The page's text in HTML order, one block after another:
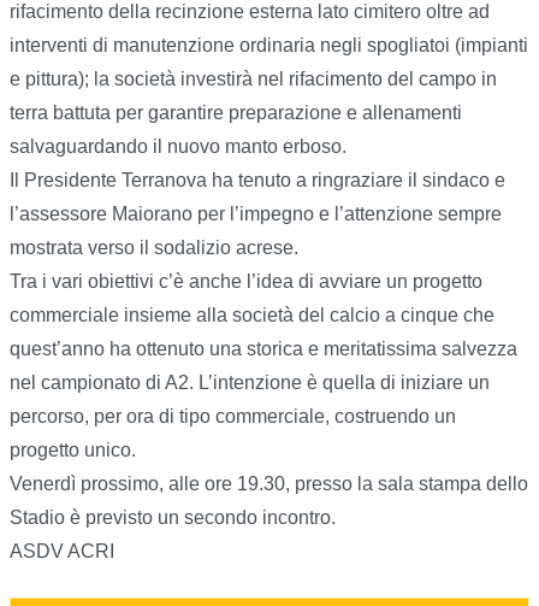
rifacimento della recinzione esterna lato cimitero oltre ad
interventi di manutenzione ordinaria negli spogliatoi (impianti
e pittura); la società investirà nel rifacimento del campo in
terra battuta per garantire preparazione e allenamenti
salvaguardando il nuovo manto erboso.
Il Presidente Terranova ha tenuto a ringraziare il sindaco e
l’assessore Maiorano per l’impegno e l’attenzione sempre
mostrata verso il sodalizio acrese.
Tra i vari obiettivi c’è anche l’idea di avviare un progetto
commerciale insieme alla società del calcio a cinque che
quest’anno ha ottenuto una storica e meritatissima salvezza
nel campionato di A2. L’intenzione è quella di iniziare un
percorso, per ora di tipo commerciale, costruendo un
progetto unico.
Venerdì prossimo, alle ore 19.30, presso la sala stampa dello
Stadio è previsto un secondo incontro.
ASDV ACRI